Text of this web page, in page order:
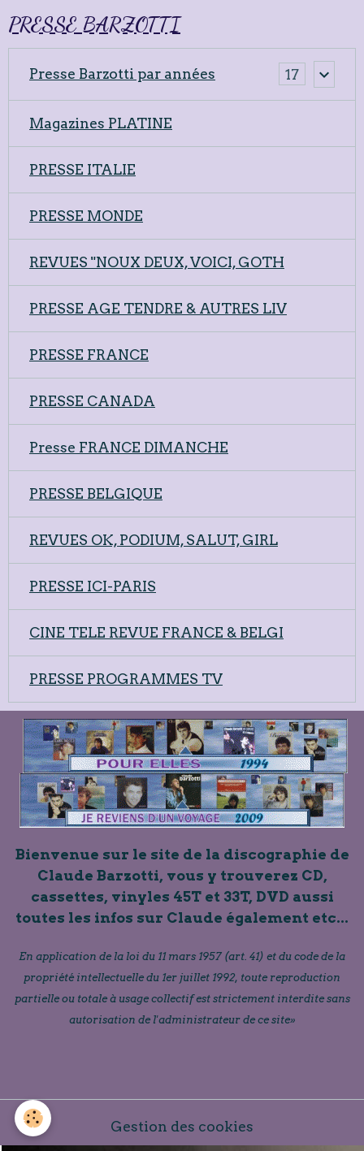
PRESSE BARZOTTI
Presse Barzotti par années 17
Magazines PLATINE
PRESSE ITALIE
PRESSE MONDE
REVUES "NOUX DEUX, VOICI, GOTH
PRESSE AGE TENDRE & AUTRES LIV
PRESSE FRANCE
PRESSE CANADA
Presse FRANCE DIMANCHE
PRESSE BELGIQUE
REVUES OK, PODIUM, SALUT, GIRL
PRESSE ICI-PARIS
CINE TELE REVUE FRANCE & BELGI
PRESSE PROGRAMMES TV
Bienvenue sur le site de la discographie de
Claude Barzotti, vous y trouverez CD,
cassettes, vinyles 45T et 33T, DVD aussi
toutes les infos sur Claude également etc...
En application de la loi du 11 mars 1957 (art. 41) et du code de la
propriété intellectuelle du 1er juillet 1992, toute reproduction
partielle ou totale à usage collectif est strictement interdite sans
autorisation de l'administrateur de ce site»
Gestion des cookies